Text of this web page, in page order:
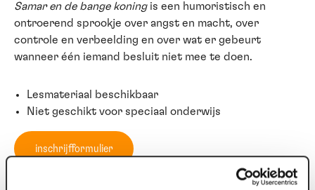
Samar en de bange koning is een humoristisch en
ontroerend sprookje over angst en macht, over
controle en verbeelding en over wat er gebeurt
wanneer één iemand besluit niet mee te doen.
Lesmateriaal beschikbaar
Niet geschikt voor speciaal onderwijs
inschrijfformulier